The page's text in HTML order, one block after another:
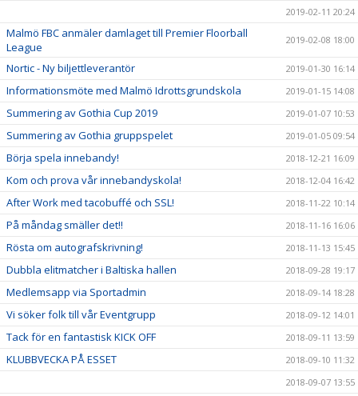
2019-02-11 20:24
Malmö FBC anmäler damlaget till Premier Floorball
League
2019-02-08 18:00
Nortic - Ny biljettleverantör 2019-01-30 16:14
Informationsmöte med Malmö Idrottsgrundskola 2019-01-15 14:08
Summering av Gothia Cup 2019 2019-01-07 10:53
Summering av Gothia gruppspelet 2019-01-05 09:54
Börja spela innebandy! 2018-12-21 16:09
Kom och prova vår innebandyskola! 2018-12-04 16:42
After Work med tacobuffé och SSL! 2018-11-22 10:14
På måndag smäller det!! 2018-11-16 16:06
Rösta om autografskrivning! 2018-11-13 15:45
Dubbla elitmatcher i Baltiska hallen 2018-09-28 19:17
Medlemsapp via Sportadmin 2018-09-14 18:28
Vi söker folk till vår Eventgrupp 2018-09-12 14:01
Tack för en fantastisk KICK OFF 2018-09-11 13:59
KLUBBVECKA PÅ ESSET
2018-09-10 11:32
2018-09-07 13:55